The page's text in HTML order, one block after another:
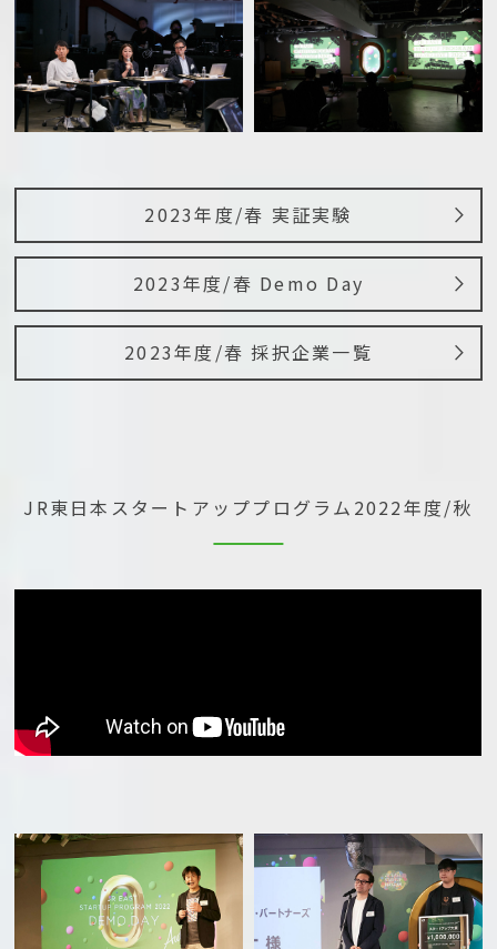
2023年度/春 実証実験
2023年度/春 Demo Day
2023年度/春 採択企業一覧
JR東日本スタートアッププログラム 2022年度/秋